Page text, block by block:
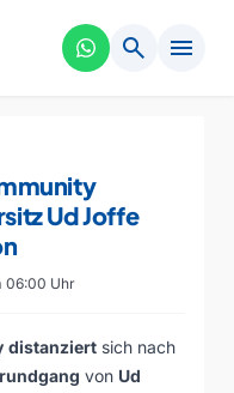
search menu
Ud Joffe
06:00 Uhr
distanziert sich nach
von Ud